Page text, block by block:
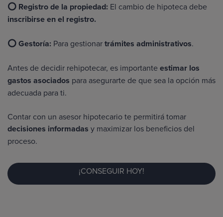
⭕ Registro de la propiedad: El cambio de hipoteca debe
inscribirse en el registro.
⭕ Gestoría: Para gestionartrámites administrativos.
Antes de decidir rehipotecar, es importante estimar los
gastos asociados para asegurarte de que sea la opción más
adecuada para ti.
Contar con un asesor hipotecario te permitirá tomar
decisiones informadas y maximizar los beneficios del
proceso.
¡CONSEGUIR HOY!